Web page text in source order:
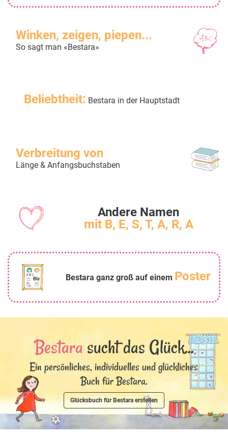
Winken, zeigen, piepen...
So sagt man «Bestara»
Beliebtheit: Bestara in der Hauptstadt
Verbreitung von
Länge & Anfangsbuchstaben
Andere Namen
mit B, E, S, T, A, R, A
Bestara ganz groß auf einem Poster
Bestara sucht das Glück...
Ein persönliches, individuelles und glückliches
Buch für Bestara.
Glücksbuch für Bestara erstellen